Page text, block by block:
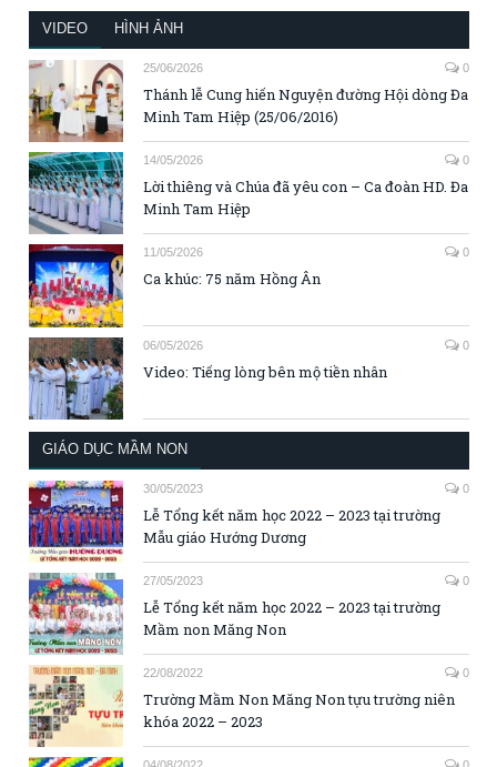
VIDEO HÌNH ẢNH
25/06/2026 0
Thánh lễ Cung hiến Nguyện đường Hội dòng Đa
Minh Tam Hiệp (25/06/2016)
14/05/2026 0
Lời thiêng và Chúa đã yêu con – Ca đoàn HD. Đa
Minh Tam Hiệp
11/05/2026 0
Ca khúc: 75 năm Hồng Ân
06/05/2026 0
Video: Tiếng lòng bên mộ tiền nhân
GIÁO DỤC MẦM NON
30/05/2023 0
Lễ Tổng kết năm học 2022 – 2023 tại trường
Mẫu giáo Hướng Dương
27/05/2023 0
Lễ Tổng kết năm học 2022 – 2023 tại trường
Mầm non Măng Non
22/08/2022 0
Trường Mầm Non Măng Non tựu trường niên
khóa 2022 – 2023